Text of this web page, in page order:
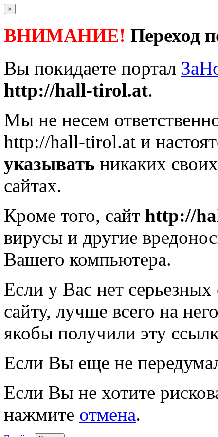
×
ВНИМАНИЕ! Переход
Вы покидаете портал
http://hall-tirol.at.
Мы не несем
http://hall-tirol.at и
указывать никаких
сайтах.
Кроме того, сайт http://
вирусы и другие
Вашего компьютера.
Если у Вас нет
сайту, лучше всего на
якобы получили эту
Если Вы еще не
Если Вы не хотите
нажмите отмена.